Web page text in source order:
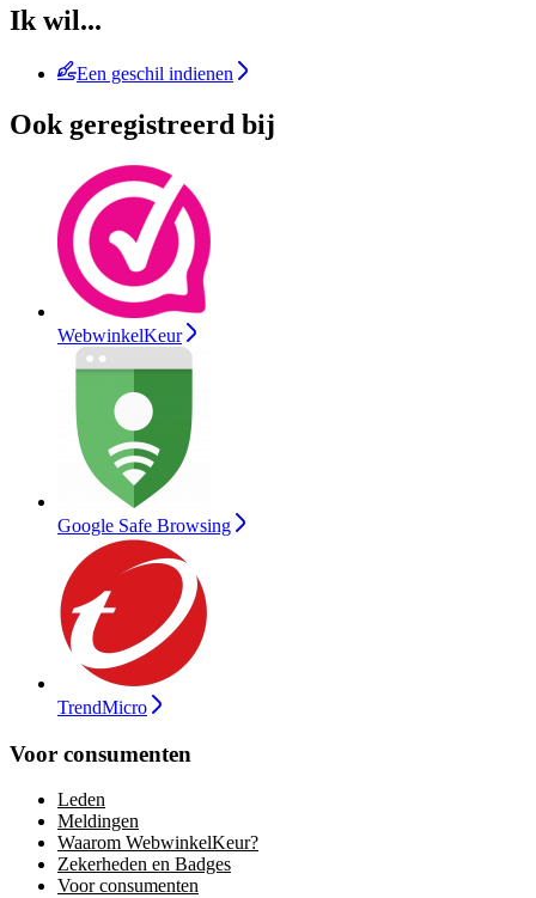
Ik wil...
Een geschil indienen
Ook geregistreerd bij
WebwinkelKeur
Google Safe Browsing
TrendMicro
Voor consumenten
Leden
Meldingen
Waarom WebwinkelKeur?
Zekerheden en Badges
Voor consumenten